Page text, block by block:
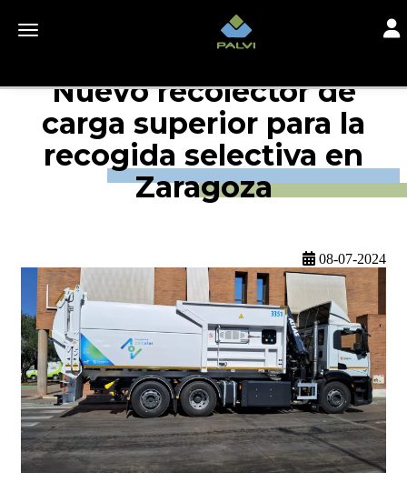
Toggle navigation
Nuevo recolector de
carga superior para la
recogida selectiva en
Zaragoza
08-07-2024